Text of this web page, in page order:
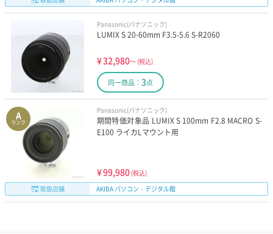
Panasonic(パナソニック)
LUMIX S 20-60mm F3.5-5.6 S-R2060
¥32,980～ (税込)
同一商品： 3点
A
ランク
Panasonic(パナソニック)
期間特価対象品 LUMIX S 100mm F2.8 MACRO S-
E100 ライカLマウント用
¥99,980 (税込)
取扱店舗
AKIBA パソコン・デジタル館